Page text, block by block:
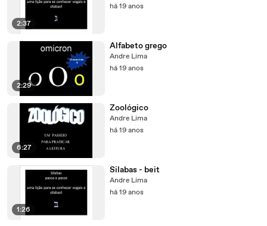
2:37
há 19 anos
2:29
Alfabeto grego
Andre Lima
há 19 anos
6:27
Zoológico
Andre Lima
há 19 anos
1:26
Silabas - beit
Andre Lima
há 19 anos